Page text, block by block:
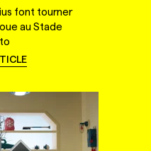
font tourner
au Stade